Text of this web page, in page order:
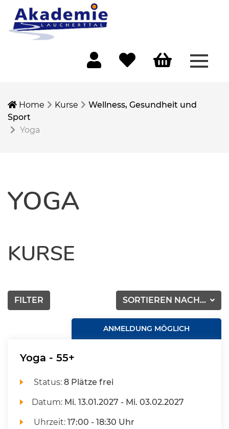
Home Kurse
Wellness, Gesundheit und
Sport
Yoga
YOGA
KURSE
SORTIEREN NACH...
FILTER
ANMELDUNG MÖGLICH
Yoga - 55+
Status:8 Plätze frei
Datum: Mi. 13.01.2027 - Mi. 03.02.2027
Uhrzeit:17:00 - 18:30 Uhr